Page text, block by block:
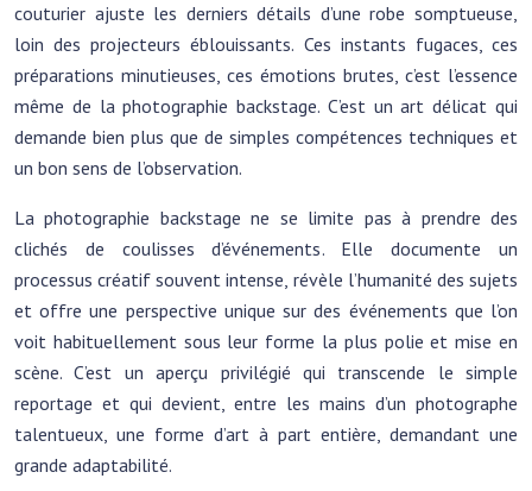
couturier ajuste les derniers détails d’une robe somptueuse,
loin des projecteurs éblouissants. Ces instants fugaces, ces
préparations minutieuses, ces émotions brutes, c’est l’essence
même de la photographie backstage. C’est un art délicat qui
demande bien plus que de simples compétences techniques et
un bon sens de l’observation.
La photographie backstage ne se limite pas à prendre des
clichés de coulisses d’événements. Elle documente un
processus créatif souvent intense, révèle l’humanité des sujets
et offre une perspective unique sur des événements que l’on
voit habituellement sous leur forme la plus polie et mise en
scène. C’est un aperçu privilégié qui transcende le simple
reportage et qui devient, entre les mains d’un photographe
talentueux, une forme d’art à part entière, demandant une
grande adaptabilité.